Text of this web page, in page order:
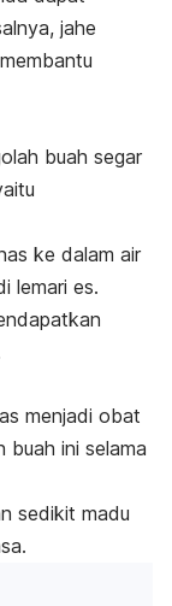
jahe
buah segar
ke dalam air
lemari es.
menjadi obat
buah ini selama
sedikit madu